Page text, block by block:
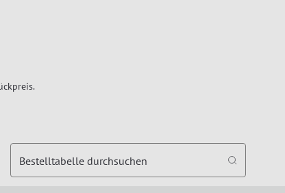
Bestelltabelle durchsuchen